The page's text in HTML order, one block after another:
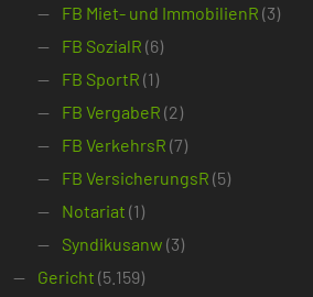
FB Miet- und ImmobilienR (3)
FB SozialR (6)
FB SportR (1)
FB VergabeR (2)
FB VerkehrsR (7)
FB VersicherungsR (5)
Notariat (1)
Syndikusanw (3)
Gericht (5.159)